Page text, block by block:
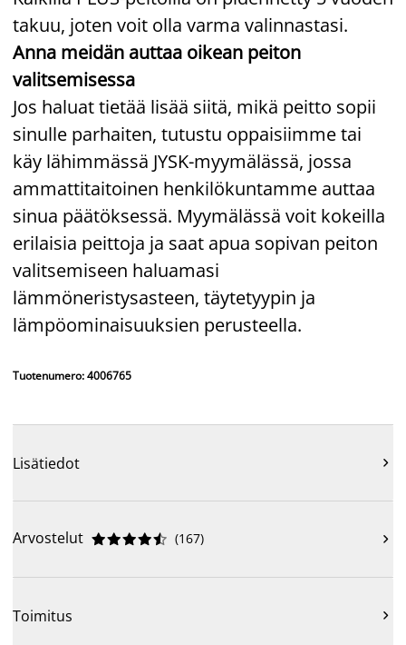
takuu, joten voit olla varma valinnastasi.
Anna meidän auttaa oikean peiton
valitsemisessa
Jos haluat tietää lisää siitä, mikä peitto sopii
sinulle parhaiten, tutustu oppaisiimme tai
käy lähimmässä JYSK-myymälässä, jossa
ammattitaitoinen henkilökuntamme auttaa
sinua päätöksessä. Myymälässä voit kokeilla
erilaisia peittoja ja saat apua sopivan peiton
valitsemiseen haluamasi
lämmöneristysasteen, täytetyypin ja
lämpöominaisuuksien perusteella.
Tuotenumero: 4006765
Lisätiedot 
Arvostelut 




 (167) 
Toimitus 